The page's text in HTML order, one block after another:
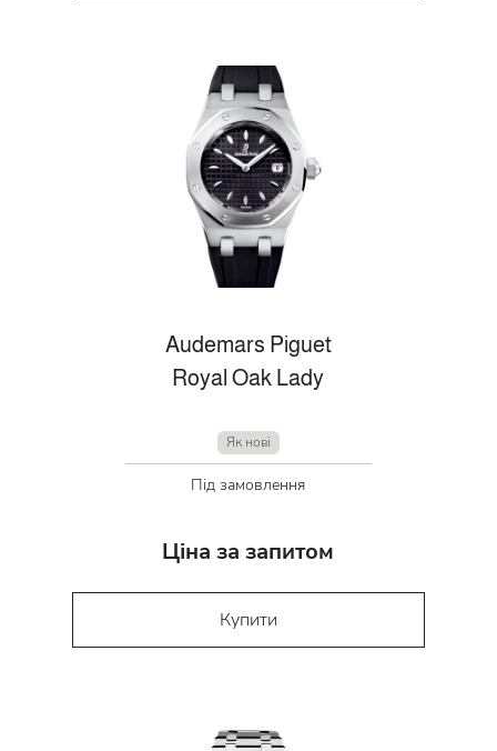
Audemars Piguet
Royal Oak Lady
Як нові
Під замовлення
Ціна за запитом
Купити